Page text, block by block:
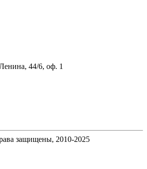
44/6, оф. 1
защищены, 2010-2025